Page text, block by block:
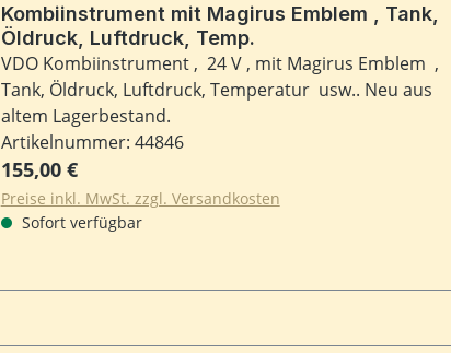
Kombiinstrument mit Magirus Emblem , Tank,
Öldruck, Luftdruck, Temp.
VDO Kombiinstrument , 24 V , mit Magirus Emblem ,
Tank, Öldruck, Luftdruck, Temperatur usw.. Neu aus
altem Lagerbestand.
Artikelnummer: 44846
Regulärer Preis:
155,00 €
Preise inkl. MwSt. zzgl. Versandkosten
Sofort verfügbar